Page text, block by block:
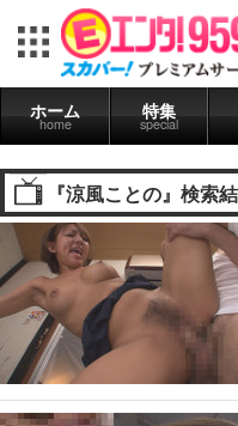
ホーム
home
特集
special
『涼風ことの』検索